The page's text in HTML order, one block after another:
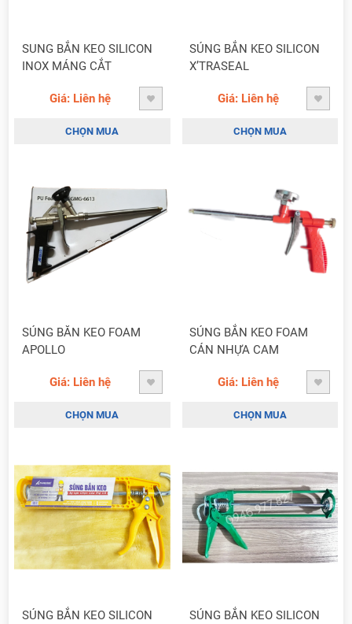
SUNG BẮN KEO SILICON
INOX MÁNG CẮT
Giá: Liên hệ
CHỌN MUA
SÚNG BẮN KEO SILICON
X’TRASEAL
Giá: Liên hệ
CHỌN MUA
SÚNG BĂN KEO FOAM
APOLLO
Giá: Liên hệ
CHỌN MUA
SÚNG BẮN KEO FOAM
CÁN NHỰA CAM
Giá: Liên hệ
CHỌN MUA
SÚNG BẮN KEO SILICON SÚNG BẮN KEO SILICON